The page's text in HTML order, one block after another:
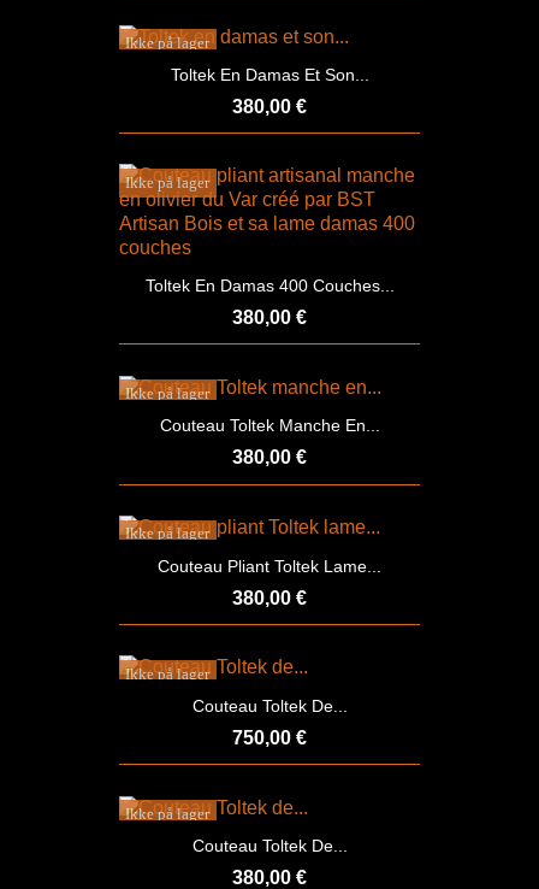
Toltek En Damas Et Son...
380,00 €
Ikke på lager
Toltek En Damas 400 Couches...
380,00 €
Ikke på lager
Couteau Toltek Manche En...
380,00 €
Ikke på lager
Couteau Pliant Toltek Lame...
380,00 €
Ikke på lager
Couteau Toltek De...
750,00 €
Ikke på lager
Couteau Toltek De...
380,00 €
Ikke på lager